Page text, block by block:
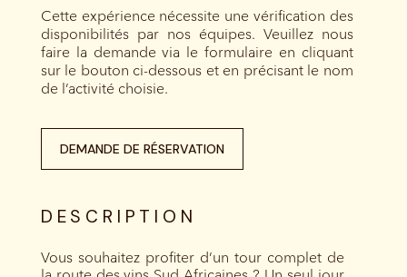
Cette expérience nécessite une vérification des
disponibilités par nos équipes. Veuillez nous
faire la demande via le formulaire en cliquant
sur le bouton ci-dessous et en précisant le nom
de l’activité choisie.
DEMANDE DE RÉSERVATION
DESCRIPTION
Vous souhaitez profiter d’un tour complet de